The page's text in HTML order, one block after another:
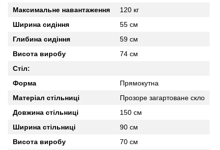
Максимальне навантаження
120 кг
Ширина сидіння
55 см
Глибина сидіння
59 см
Висота виробу
74 см
Стіл:
Форма
Прямокутна
Матеріал стільниці
Прозоре загартоване скло
Довжина стільниці
150 см
Ширина стільниці
90 см
Висота виробу
70 см